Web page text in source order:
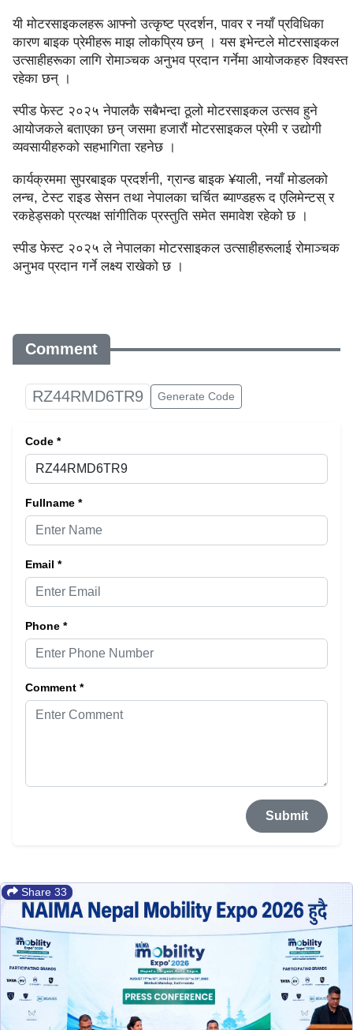
यी मोटरसाइकलहरू आफ्नो उत्कृष्ट प्रदर्शन, पावर र नयाँ प्रविधिका
कारण बाइक प्रेमीहरू माझ लोकप्रिय छन् । यस इभेन्टले मोटरसाइकल
उत्साहीहरूका लागि रोमाञ्चक अनुभव प्रदान गर्नेमा आयोजकहरु विश्वस्त
रहेका छन् ।
स्पीड फेस्ट २०२५ नेपालकै सबैभन्दा ठूलो मोटरसाइकल उत्सव हुने
आयोजकले बताएका छन् जसमा हजारौं मोटरसाइकल प्रेमी र उद्योगी
व्यवसायीहरुको सहभागिता रहनेछ ।
कार्यक्रममा सुपरबाइक प्रदर्शनी, ग्रान्ड बाइक ¥याली, नयाँ मोडलको
लन्च, टेस्ट राइड सेसन तथा नेपालका चर्चित ब्याण्डहरू द एलिमेन्टस् र
रकहेड्सको प्रत्यक्ष सांगीतिक प्रस्तुति समेत समावेश रहेको छ ।
स्पीड फेस्ट २०२५ ले नेपालका मोटरसाइकल उत्साहीहरूलाई रोमाञ्चक
अनुभव प्रदान गर्ने लक्ष्य राखेको छ ।
Comment
RZ44RMD6TR9 Generate Code
Code *
Fullname *
Email *
Phone *
Comment *
Submit
Share 33